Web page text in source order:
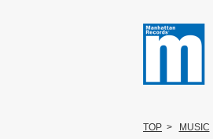
TOP > MUSIC